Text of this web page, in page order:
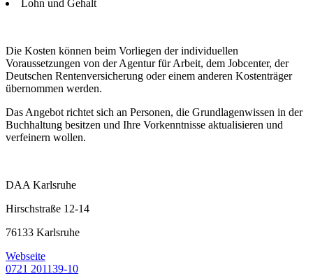
Lohn und Gehalt
Die Kosten können beim Vorliegen der individuellen
Voraussetzungen von der Agentur für Arbeit, dem Jobcenter, der
Deutschen Rentenversicherung oder einem anderen Kostenträger
übernommen werden.
Das Angebot richtet sich an Personen, die Grundlagenwissen in der
Buchhaltung besitzen und Ihre Vorkenntnisse aktualisieren und
verfeinern wollen.
DAA Karlsruhe
Hirschstraße 12-14
76133 Karlsruhe
Webseite
0721 201139-10